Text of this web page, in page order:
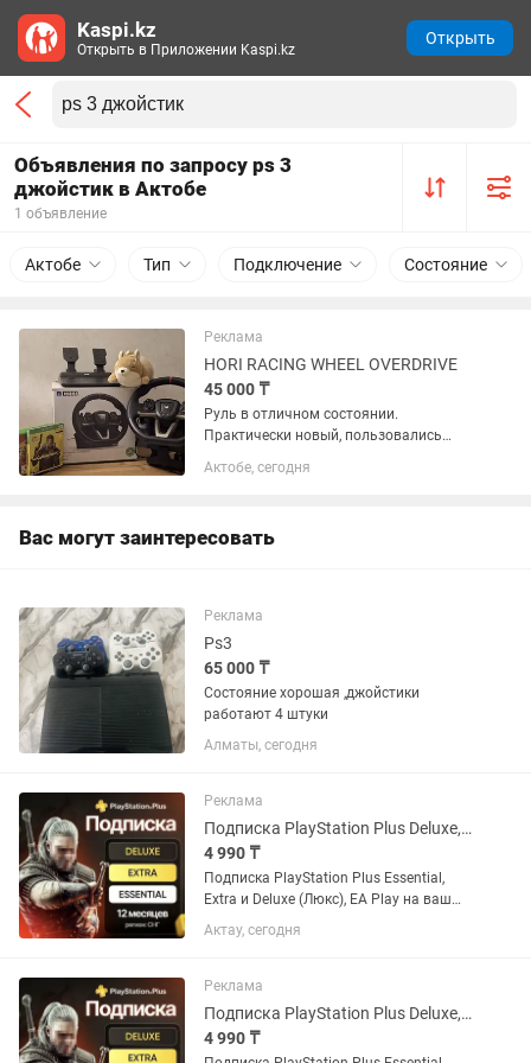
Объявления по запросу ps 3
джойстик в Актобе
1 объявление
Актобе Тип Подключение Состояние
Реклама
HORI RACING WHEEL OVERDRIVE
45 000 ₸
Руль в отличном состоянии.
Практически новый, пользовались
Длина кабеля 3 м. Особенности
Актобе, сегодня
Вас могут заинтересовать
Реклама
Ps3
65 000 ₸
Состояние хорошая ,джойстики
работают 4 штуки
Алматы, сегодня
Реклама
Подписка PlayStation Plus Deluxe, Extra, Essential и EA Play
4 990 ₸
Подписка PlayStation Plus Essential,
Extra и Deluxe (Люкс), EA Play на ваш
украинский или турецкий аккаунт. Если
аккаунта нет - открою новый. Почти во
русская...
Актау, сегодня
Реклама
Подписка PlayStation Plus Deluxe, Extra, Essential и EA Play
4 990 ₸
Kaspi.kz
Открыть в Приложении Kaspi.kz
Открыть